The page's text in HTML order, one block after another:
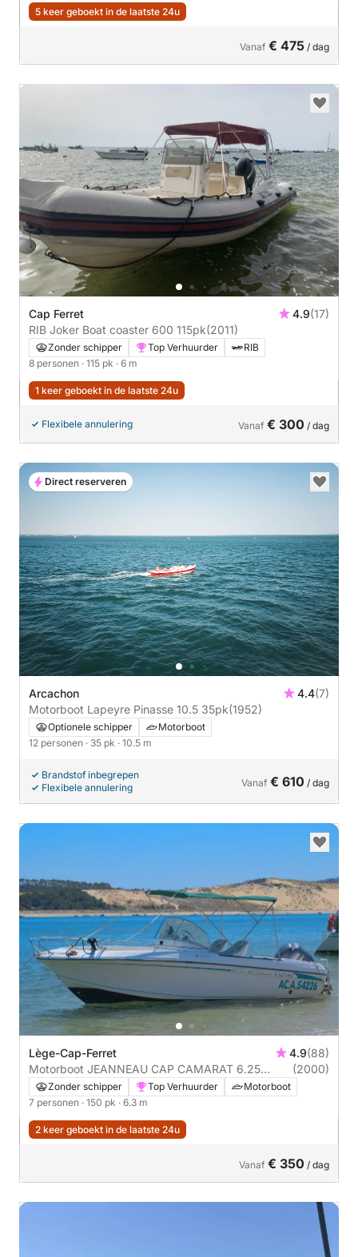
5 keer geboekt in de laatste 24u
Vanaf € 475 / dag
Cap Ferret 4.9(17)
RIB Joker Boat coaster 600 115pk(2011)
Zonder schipper Top Verhuurder
RIB
8 personen · 115 pk · 6 m
1 keer geboekt in de laatste 24u
Flexibele annulering Vanaf € 300 / dag
Arcachon 4.4(7)
Motorboot Lapeyre Pinasse 10.5 35pk(1952)
Optionele schipper
Motorboot
12 personen · 35 pk · 10.5 m
Brandstof inbegrepen
Flexibele annulering
Vanaf € 610 / dag
Direct reserveren
Lège-Cap-Ferret 4.9(88)
Motorboot JEANNEAU CAP CAMARAT 6.25
OPEN 150pk
(2000)
Zonder schipper Top Verhuurder
Motorboot
7 personen · 150 pk · 6.3 m
2 keer geboekt in de laatste 24u
Vanaf € 350 / dag